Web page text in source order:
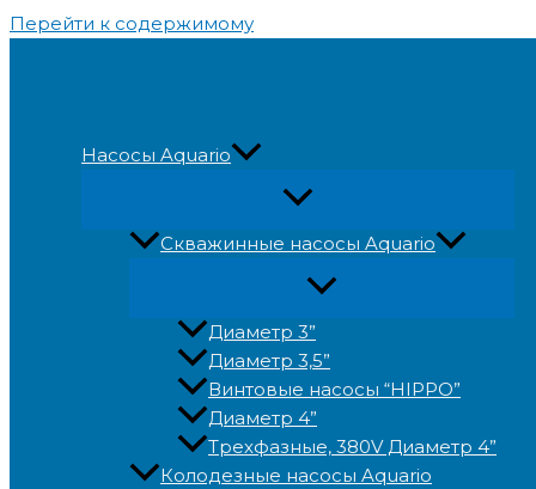
Перейти к содержимому
Насосы Aquario
Скважинные насосы Aquario
Диаметр 3”
Диаметр 3,5”
Винтовые насосы “HIPPO”
Диаметр 4”
Трехфазные, 380V Диаметр 4”
Колодезные насосы Aquario